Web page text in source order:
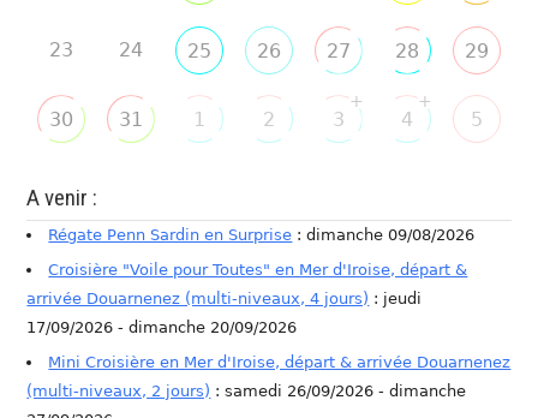
23 24 25 26 27 28 29
30 31 1 2 3
+
4
+
5
A venir :
Régate Penn Sardin en Surprise : dimanche 09/08/2026
Croisière "Voile pour Toutes" en Mer d'Iroise, départ &
arrivée Douarnenez (multi-niveaux, 4 jours) : jeudi
17/09/2026 - dimanche 20/09/2026
Mini Croisière en Mer d'Iroise, départ & arrivée Douarnenez
(multi-niveaux, 2 jours) : samedi 26/09/2026 - dimanche